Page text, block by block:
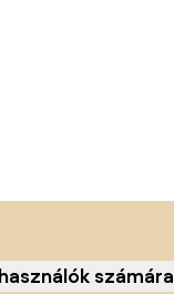
számára